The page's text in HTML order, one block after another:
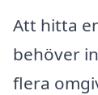
Att hitta
behöver
flera